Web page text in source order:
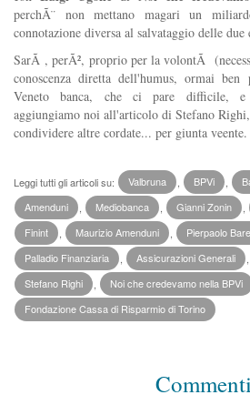
perchÃ¨ non mettano magari un
connotazione diversa al salvataggio delle due
SarÃ , perÃ², proprio per la volontÃ
conoscenza diretta dell'humus, ormai
Veneto banca, che ci pare difficile, e
aggiungiamo noi all'articolo di Stefano
condividere altre cordate... per giunta veente.
Leggi tutti gli articoli su: Valbruna BPVi
Amenduni
Mediobanca Gianni Zonin
Finint
Maurizio Amenduni Pierpaolo
Palladio Finanziaria
Assicurazioni Generali
Stefano Righi
Noi che credevamo nella BPVi
Fondazione Cassa di Risparmio di Torino